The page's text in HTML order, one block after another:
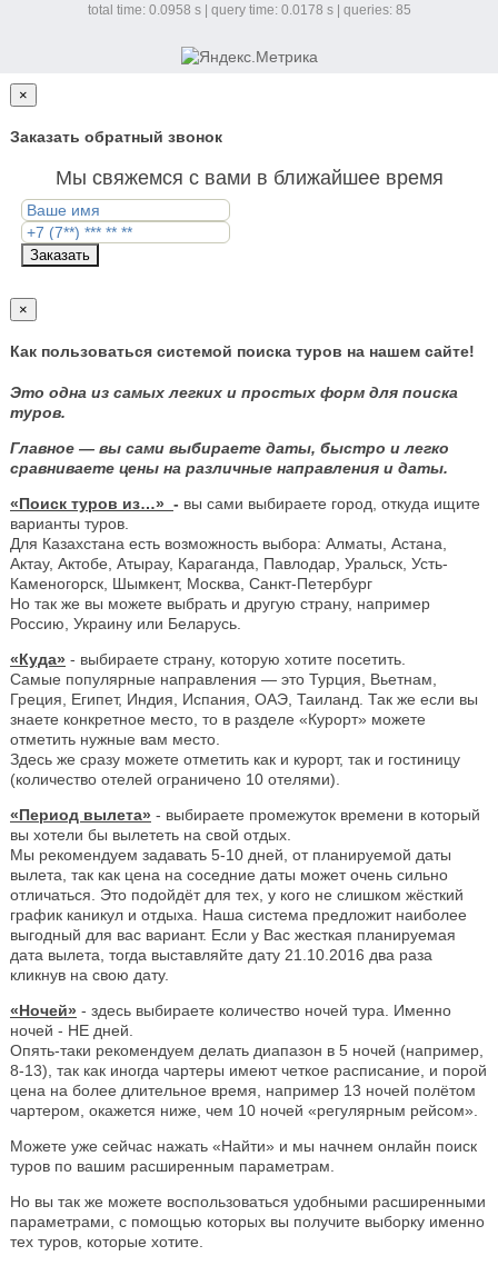
total time: 0.0958 s | query time: 0.0178 s | queries: 85
×
Заказать обратный звонок
Мы свяжемся с вами в ближайшее время
Заказать
×
Как пользоваться системой поиска туров на нашем сайте!
Это одна из самых легких и простых форм для поиска
туров.
Главное — вы сами выбираете даты, быстро и легко
сравниваете цены на различные направления и даты.
«Поиск туров из…» - вы сами выбираете город, откуда ищите
варианты туров.
Для Казахстана есть возможность выбора: Алматы, Астана,
Актау, Актобе, Атырау, Караганда, Павлодар, Уральск, Усть-
Каменогорск, Шымкент, Москва, Санкт-Петербург
Но так же вы можете выбрать и другую страну, например
Россию, Украину или Беларусь.
«Куда» - выбираете страну, которую хотите посетить.
Самые популярные направления — это Турция, Вьетнам,
Греция, Египет, Индия, Испания, ОАЭ, Таиланд. Так же если вы
знаете конкретное место, то в разделе «Курорт» можете
отметить нужные вам место.
Здесь же сразу можете отметить как и курорт, так и гостиницу
(количество отелей ограничено 10 отелями).
«Период вылета» - выбираете промежуток времени в который
вы хотели бы вылететь на свой отдых.
Мы рекомендуем задавать 5-10 дней, от планируемой даты
вылета, так как цена на соседние даты может очень сильно
отличаться. Это подойдёт для тех, у кого не слишком жёсткий
график каникул и отдыха. Наша система предложит наиболее
выгодный для вас вариант. Если у Вас жесткая планируемая
дата вылета, тогда выставляйте дату 21.10.2016 два раза
кликнув на свою дату.
«Ночей» - здесь выбираете количество ночей тура. Именно
ночей - НЕ дней.
Опять-таки рекомендуем делать диапазон в 5 ночей (например,
8-13), так как иногда чартеры имеют четкое расписание, и порой
цена на более длительное время, например 13 ночей полётом
чартером, окажется ниже, чем 10 ночей «регулярным рейсом».
Можете уже сейчас нажать «Найти» и мы начнем онлайн поиск
туров по вашим расширенным параметрам.
Но вы так же можете воспользоваться удобными расширенными
параметрами, с помощью которых вы получите выборку именно
тех туров, которые хотите.